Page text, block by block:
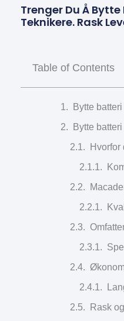
Trenger Du Å
Teknikere. Rask
Table of Contents
Bytte
Bytte
Rask